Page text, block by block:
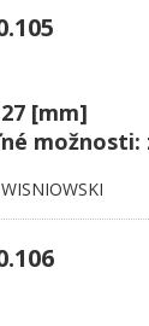
[mm]
možnosti: